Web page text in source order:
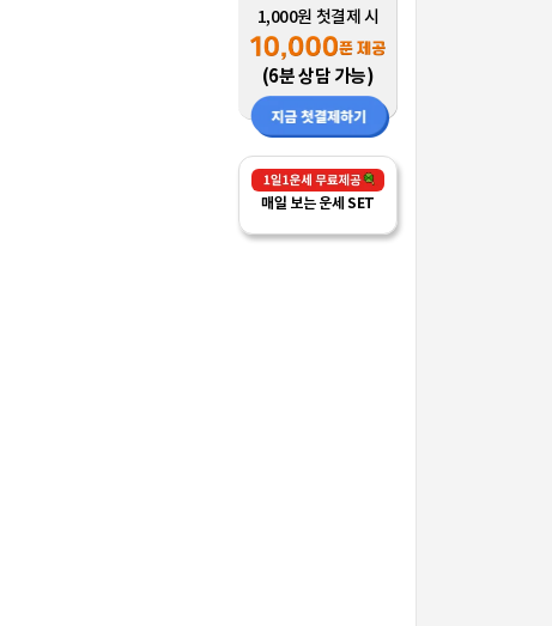
1,000원 첫결제 시
(6분 상담 가능)
매일 보는 운세 SET